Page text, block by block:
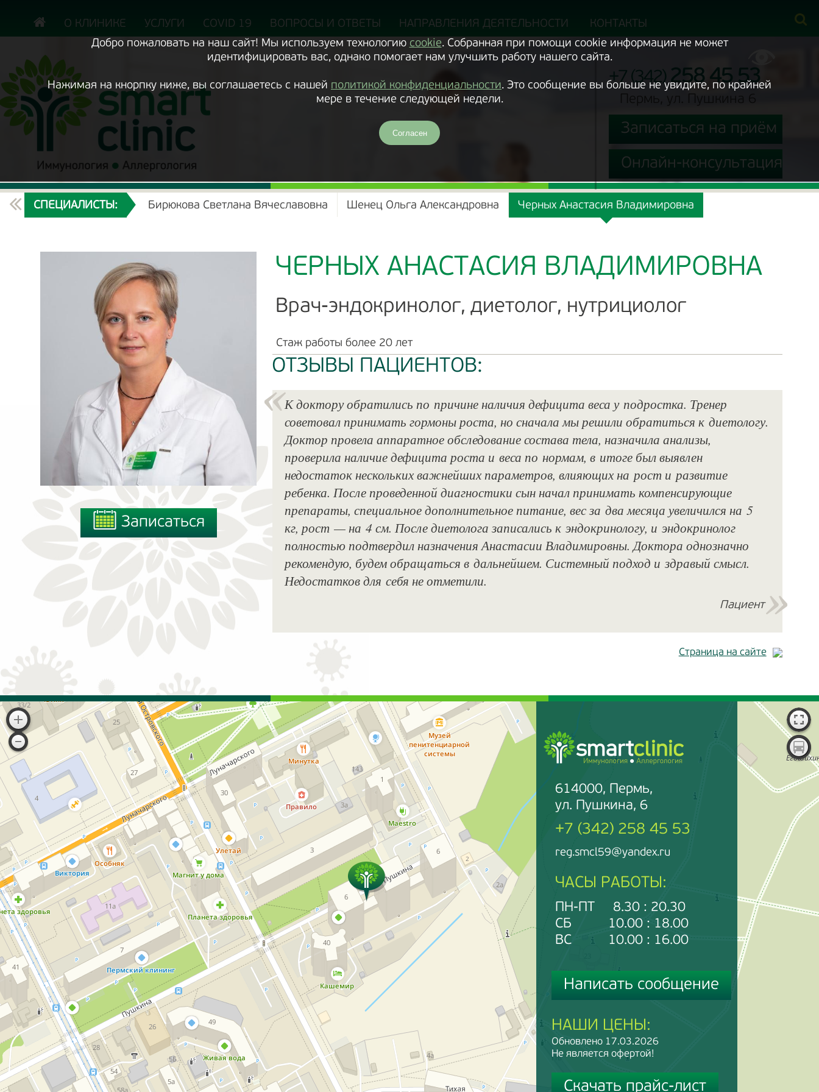
Добро пожаловать на наш сайт! Мы используем технологию cookie. Собранная при помощи cookie информация не может
идентифицировать вас, однако помогает нам улучшить работу нашего сайта.
Нажимая на кнорпку ниже, вы соглашаетесь с нашей политикой конфиденциальности. Это сообщение вы больше не увидите, по крайней
мере в течение следующей недели.
Согласен
О КЛИНИКЕ УСЛУГИ COVID 19 ВОПРОСЫ И ОТВЕТЫ НАПРАВЛЕНИЯ ДЕЯТЕЛЬНОСТИ КОНТАКТЫ
+7 (342)258 45 53
Записаться на приём
Онлайн-консультация
ТЕКУЩИЙ
РАЗДЕЛ
СПЕЦИАЛИСТЫ: Бирюкова Светлана Вячеславовна Шенец Ольга Александровна
Текущий
раздел
Черных Анастасия Владимировна
Записаться
Записаться
ЧЕРНЫХ АНАСТАСИЯ ВЛАДИМИРОВНА
Врач-эндокринолог, диетолог, нутрициолог
Стаж работы более 20 лет
ОТЗЫВЫ ПАЦИЕНТОВ:
К доктору обратились по причине наличия дефицита веса у подростка. Тренер
советовал принимать гормоны роста, но сначала мы решили обратиться к диетологу.
Доктор провела аппаратное обследование состава тела, назначила анализы​,
проверила наличие дефицита роста и веса по нормам, в итоге был выявлен
недостаток нескольких важнейших параметров, влияющих на рост и развитие
ребенка. После проведенной диагностики сын начал принимать компенсирующие
препараты, специальное дополнительное питание, вес за два месяца увеличился на 5
кг, рост — на 4 см. После диетолога записались к эндокринологу, и эндокринолог
полностью подтвердил назначения Анастасии Владимировны. Доктора однозначно
рекомендую, будем обращаться в дальнейшем. Системный подход и здравый смысл.
Недостатков для себя не отметили.
Пациент
Страница на сайте
614000, Пермь,
ул. Пушкина, 6
+7 (342) 258 45 53
reg.smcl59@yandex.ru
ЧАСЫ РАБОТЫ:
ПН-ПТ 8.30 : 20.30
СБ 10.00 : 18.00
ВС 10.00 : 16.00
Написать сообщение
НАШИ ЦЕНЫ:
Обновлено 17.03.2026
Не является офертой!
Скачать прайс-лист